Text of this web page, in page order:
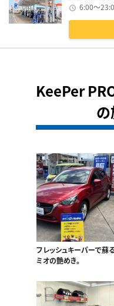
6:00～
KeePer
フレッシュキーパーで蘇
ミオの艶めき。